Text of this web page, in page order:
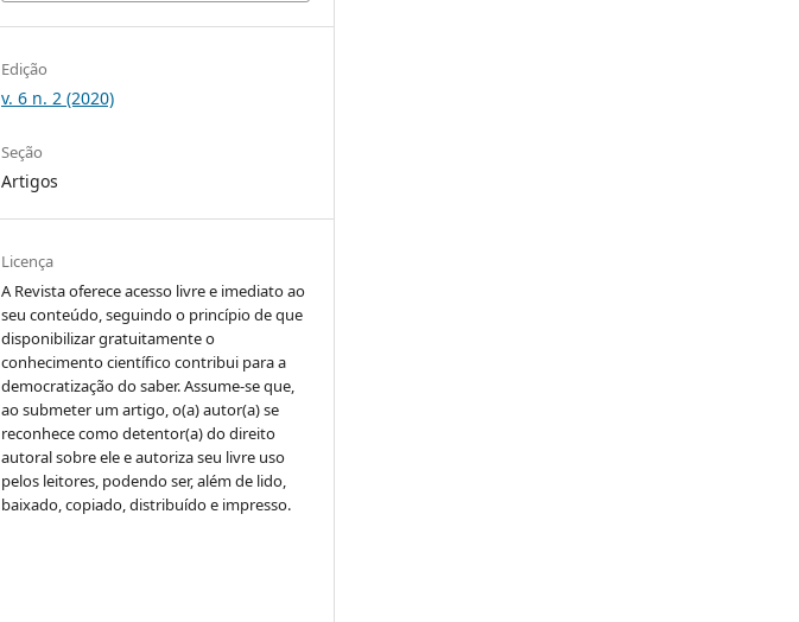
Edição
v. 6 n. 2 (2020)
Seção
Artigos
Licença
A Revista oferece acesso livre e imediato ao
seu conteúdo, seguindo o princípio de que
disponibilizar gratuitamente o
conhecimento científico contribui para a
democratização do saber. Assume-se que,
ao submeter um artigo, o(a) autor(a) se
reconhece como detentor(a) do direito
autoral sobre ele e autoriza seu livre uso
pelos leitores, podendo ser, além de lido,
baixado, copiado, distribuído e impresso.